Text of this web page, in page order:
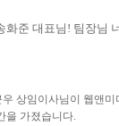
준 대표님! 팀장님
상임이사님이 웹앤
을 가졌습니다